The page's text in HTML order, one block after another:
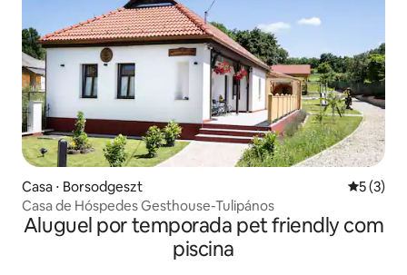
Casa ⋅ Borsodgeszt 5 de
5 (3)
Casa de Hóspedes Gesthouse-Tulipános
Aluguel por temporada pet friendly com
piscina